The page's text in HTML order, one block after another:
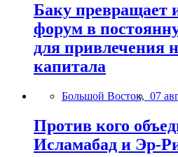
Баку превращает
форум в
для привлечения
капитала
Большой Восток, 07
Против кого
Исламабад и Эр-